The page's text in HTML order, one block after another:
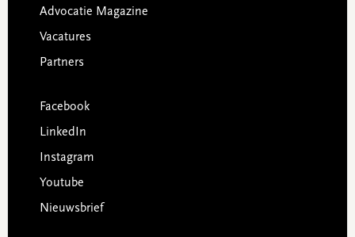
Advocatie Magazine
Vacatures
Partners
Facebook
LinkedIn
Instagram
Youtube
Nieuwsbrief